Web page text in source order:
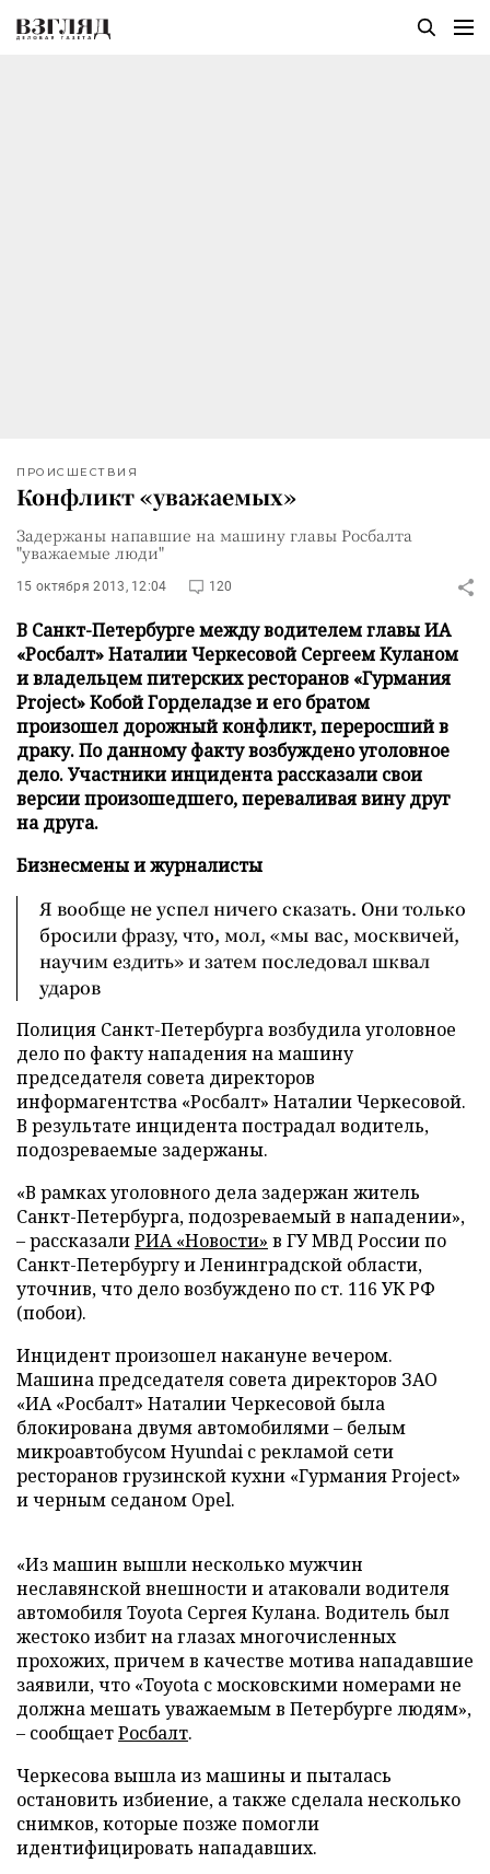
ПРОИСШЕСТВИЯ
Конфликт «уважаемых»
Задержаны напавшие на машину главы Росбалта
"уважаемые люди"
15 октября 2013, 12:04 120
В Санкт-Петербурге между водителем главы ИА
«Росбалт» Наталии Черкесовой Сергеем Куланом
и владельцем питерских ресторанов «Гурмания
Project» Кобой Горделадзе и его братом
произошел дорожный конфликт, переросший в
драку. По данному факту возбуждено уголовное
дело. Участники инцидента рассказали свои
версии произошедшего, переваливая вину друг
на друга.
Бизнесмены и журналисты
Я вообще не успел ничего сказать. Они только
бросили фразу, что, мол, «мы вас, москвичей,
научим ездить» и затем последовал шквал
ударов
Полиция Санкт-Петербурга возбудила уголовное
дело по факту нападения на машину
председателя совета директоров
информагентства «Росбалт» Наталии Черкесовой.
В результате инцидента пострадал водитель,
подозреваемые задержаны.
«В рамках уголовного дела задержан житель
Санкт-Петербурга, подозреваемый в нападении»,
– рассказалиРИА «Новости» в ГУ МВД России по
Санкт-Петербургу и Ленинградской области,
уточнив, что дело возбуждено по ст. 116 УК РФ
(побои).
Инцидент произошел накануне вечером.
Машина председателя совета директоров ЗАО
«ИА «Росбалт» Наталии Черкесовой была
блокирована двумя автомобилями – белым
микроавтобусом Hyundai с рекламой сети
ресторанов грузинской кухни «Гурмания Project»
и черным седаном Opel.
«Из машин вышли несколько мужчин
неславянской внешности и атаковали водителя
автомобиля Toyota Сергея Кулана. Водитель был
жестоко избит на глазах многочисленных
прохожих, причем в качестве мотива нападавшие
заявили, что «Toyota с московскими номерами не
должна мешать уважаемым в Петербурге людям»,
– сообщаетРосбалт.
Черкесова вышла из машины и пыталась
остановить избиение, а также сделала несколько
снимков, которые позже помогли
идентифицировать нападавших.